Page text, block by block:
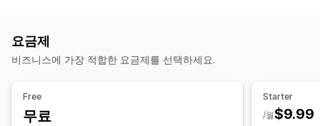
요금제
비즈니스에 가장 적합한 요금제를 선택하세요.
Free
무료
Starter
$9.99
/월